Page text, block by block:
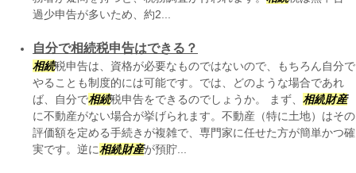
過少申告が多いため、約2...
自分で相続税申告はできる？
相続税申告は、資格が必要なものではないので、もちろん自分で
やることも制度的には可能です。では、どのような場合であれ
ば、自分で相続税申告をできるのでしょうか。 まず、 相続財産
に不動産がない場合が挙げられます。不動産（特に土地）はその
評価額を定める手続きが複雑で、専門家に任せた方が簡単かつ確
実です。逆に相続財産が預貯...